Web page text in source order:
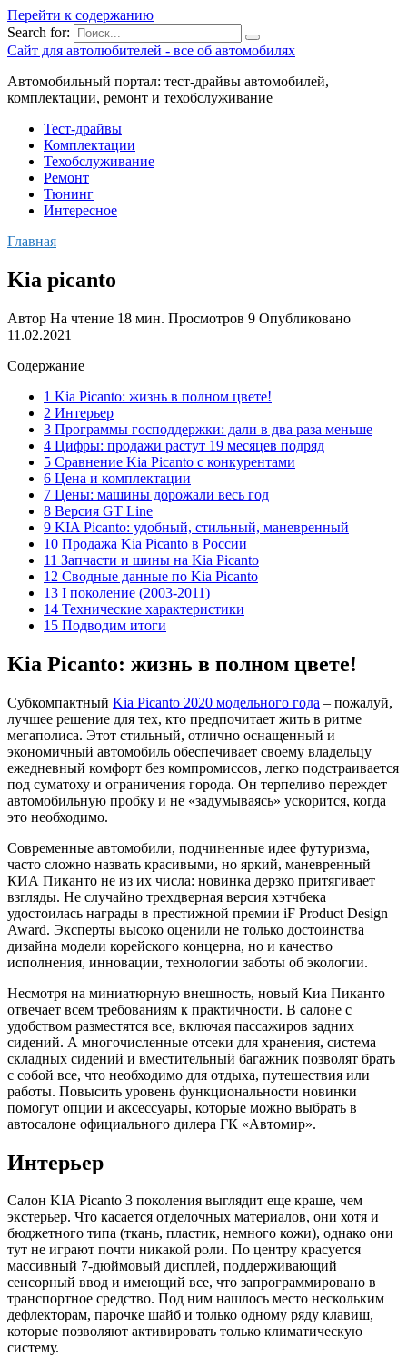
Перейти к содержанию
Search for:
Сайт для автолюбителей - все об автомобилях
Автомобильный портал: тест-драйвы автомобилей,
комплектации, ремонт и техобслуживание
Тест-драйвы
Комплектации
Техобслуживание
Ремонт
Тюнинг
Интересное
Главная
Kia picanto
Автор На чтение 18 мин. Просмотров 9 Опубликовано
11.02.2021
Содержание
1 Kia Picanto: жизнь в полном цвете!
2 Интерьер
3 Программы господдержки: дали в два раза меньше
4 Цифры: продажи растут 19 месяцев подряд
5 Сравнение Kia Picanto с конкурентами
6 Цена и комплектации
7 Цены: машины дорожали весь год
8 Версия GT Line
9 KIA Picanto: удобный, стильный, маневренный
10 Продажа Kia Picanto в России
11 Запчасти и шины на Kia Picanto
12 Сводные данные по Kia Picanto
13 I поколение (2003-2011)
14 Технические характеристики
15 Подводим итоги
Kia Picanto: жизнь в полном цвете!
Субкомпактный Kia Picanto 2020 модельного года – пожалуй,
лучшее решение для тех, кто предпочитает жить в ритме
мегаполиса. Этот стильный, отлично оснащенный и
экономичный автомобиль обеспечивает своему владельцу
ежедневный комфорт без компромиссов, легко подстраивается
под суматоху и ограничения города. Он терпеливо переждет
автомобильную пробку и не «задумываясь» ускорится, когда
это необходимо.
Современные автомобили, подчиненные идее футуризма,
часто сложно назвать красивыми, но яркий, маневренный
КИА Пиканто не из их числа: новинка дерзко притягивает
взгляды. Не случайно трехдверная версия хэтчбека
удостоилась награды в престижной премии iF Product Design
Award. Эксперты высоко оценили не только достоинства
дизайна модели корейского концерна, но и качество
исполнения, инновации, технологии заботы об экологии.
Несмотря на миниатюрную внешность, новый Киа Пиканто
отвечает всем требованиям к практичности. В салоне с
удобством разместятся все, включая пассажиров задних
сидений. А многочисленные отсеки для хранения, система
складных сидений и вместительный багажник позволят брать
с собой все, что необходимо для отдыха, путешествия или
работы. Повысить уровень функциональности новинки
помогут опции и аксессуары, которые можно выбрать в
автосалоне официального дилера ГК «Автомир».
Интерьер
Салон KIA Picanto 3 поколения выглядит еще краше, чем
экстерьер. Что касается отделочных материалов, они хотя и
бюджетного типа (ткань, пластик, немного кожи), однако они
тут не играют почти никакой роли. По центру красуется
массивный 7-дюймовый дисплей, поддерживающий
сенсорный ввод и имеющий все, что запрограммировано в
транспортное средство. Под ним нашлось место нескольким
дефлекторам, парочке шайб и только одному ряду клавиш,
которые позволяют активировать только климатическую
систему.